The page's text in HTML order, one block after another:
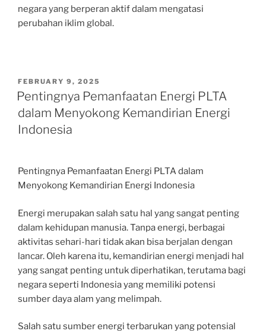
negara yang berperan aktif dalam mengatasi
perubahan iklim global.
POSTED
ON
FEBRUARY 9, 2025
Pentingnya Pemanfaatan Energi PLTA
dalam Menyokong Kemandirian Energi
Indonesia
Pentingnya Pemanfaatan Energi PLTA dalam
Menyokong Kemandirian Energi Indonesia
Energi merupakan salah satu hal yang sangat penting
dalam kehidupan manusia. Tanpa energi, berbagai
aktivitas sehari-hari tidak akan bisa berjalan dengan
lancar. Oleh karena itu, kemandirian energi menjadi hal
yang sangat penting untuk diperhatikan, terutama bagi
negara seperti Indonesia yang memiliki potensi
sumber daya alam yang melimpah.
Salah satu sumber energi terbarukan yang potensial